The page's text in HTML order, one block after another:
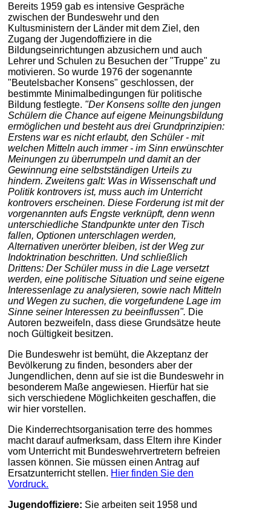
Bereits 1959 gab es intensive Gespräche
zwischen der Bundeswehr und den
Kultusministern der Länder mit dem Ziel, den
Zugang der Jugendoffiziere in die
Bildungseinrichtungen abzusichern und auch
Lehrer und Schulen zu Besuchen der "Truppe" zu
motivieren. So wurde 1976 der sogenannte
"Beutelsbacher Konsens" geschlossen, der
bestimmte Minimalbedingungen für politische
Bildung festlegte. "Der Konsens sollte den jungen
Schülern die Chance auf eigene Meinungsbildung
ermöglichen und besteht aus drei Grundprinzipien:
Erstens war es nicht erlaubt, den Schüler - mit
welchen Mitteln auch immer - im Sinn erwünschter
Meinungen zu überrumpeln und damit an der
Gewinnung eine selbstständigen Urteils zu
hindern. Zweitens galt: Was in Wissenschaft und
Politik kontrovers ist, muss auch im Unterricht
kontrovers erscheinen. Diese Forderung ist mit der
vorgenannten aufs Engste verknüpft, denn wenn
unterschiedliche Standpunkte unter den Tisch
fallen, Optionen unterschlagen werden,
Alternativen unerörter bleiben, ist der Weg zur
Indoktrination beschritten. Und schließlich
Drittens: Der Schüler muss in die Lage versetzt
werden, eine politische Situation und seine eigene
Interessenlage zu analysieren, sowie nach Mitteln
und Wegen zu suchen, die vorgefundene Lage im
Sinne seiner Interessen zu beeinflussen". Die
Autoren bezweifeln, dass diese Grundsätze heute
noch Gültigkeit besitzen.
Die Bundeswehr ist bemüht, die Akzeptanz der
Bevölkerung zu finden, besonders aber der
Jungendlichen, denn auf sie ist die Bundeswehr in
besonderem Maße angewiesen. Hierfür hat sie
sich verschiedene Möglichkeiten geschaffen, die
wir hier vorstellen.
Die Kinderrechtsorganisation terre des hommes
macht darauf aufmerksam, dass Eltern ihre Kinder
vom Unterricht mit Bundeswehrvertretern befreien
lassen können. Sie müssen einen Antrag auf
Ersatzunterricht stellen. Hier finden Sie den
Vordruck.
Jugendoffiziere: Sie arbeiten seit 1958 und